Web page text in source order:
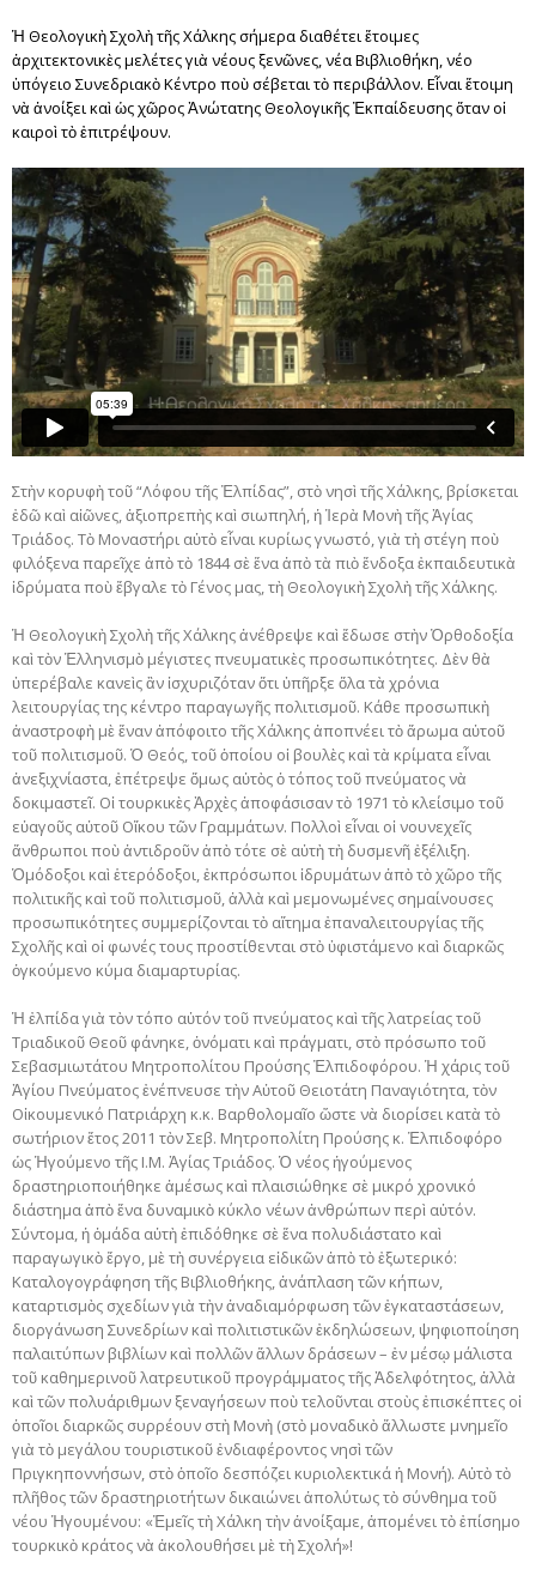
Ἡ Θεολογικὴ Σχολὴ τῆς Χάλκης σήμερα διαθέτει ἕτοιμες
ἀρχιτεκτονικὲς μελέτες γιὰ νέους ξενῶνες, νέα Βιβλιοθήκη, νέο
ὑπόγειο Συνεδριακὸ Κέντρο ποὺ σέβεται τὸ περιβάλλον. Εἶναι ἕτοιμη
νὰ ἀνοίξει καὶ ὡς χῶρος Ἀνώτατης Θεολογικῆς Ἐκπαίδευσης ὅταν οἱ
καιροὶ τὸ ἐπιτρέψουν.
Στὴν κορυφὴ τοῦ “Λόφου τῆς Ἐλπίδας”, στὸ νησὶ τῆς Χάλκης, βρίσκεται
ἐδῶ καὶ αἰῶνες, ἀξιοπρεπὴς καὶ σιωπηλή, ἡ Ἱερὰ Μονὴ τῆς Ἁγίας
Τριάδος. Τὸ Μοναστήρι αὐτὸ εἶναι κυρίως γνωστό, γιὰ τὴ στέγη ποὺ
φιλόξενα παρεῖχε ἀπὸ τὸ 1844 σὲ ἕνα ἀπὸ τὰ πιὸ ἔνδοξα ἐκπαιδευτικὰ
ἱδρύματα ποὺ ἔβγαλε τὸ Γένος μας, τὴ Θεολογικὴ Σχολὴ τῆς Χάλκης.
Ἡ Θεολογικὴ Σχολὴ τῆς Χάλκης ἀνέθρεψε καὶ ἔδωσε στὴν Ὀρθοδοξία
καὶ τὸν Ἑλληνισμὸ μέγιστες πνευματικὲς προσωπικότητες. Δὲν θὰ
ὑπερέβαλε κανεὶς ἂν ἰσχυριζόταν ὅτι ὑπῆρξε ὅλα τὰ χρόνια
λειτουργίας της κέντρο παραγωγῆς πολιτισμοῦ. Κάθε προσωπικὴ
ἀναστροφὴ μὲ ἕναν ἀπόφοιτο τῆς Χάλκης ἀποπνέει τὸ ἄρωμα αὐτοῦ
τοῦ πολιτισμοῦ. Ὁ Θεός, τοῦ ὁποίου οἱ βουλὲς καὶ τὰ κρίματα εἶναι
ἀνεξιχνίαστα, ἐπέτρεψε ὅμως αὐτὸς ὁ τόπος τοῦ πνεύματος νὰ
δοκιμαστεῖ. Οἱ τουρκικὲς Ἀρχὲς ἀποφάσισαν τὸ 1971 τὸ κλείσιμο τοῦ
εὐαγοῦς αὐτοῦ Οἴκου τῶν Γραμμάτων. Πολλοὶ εἶναι οἱ νουνεχεῖς
ἄνθρωποι ποὺ ἀντιδροῦν ἀπὸ τότε σὲ αὐτὴ τὴ δυσμενῆ ἐξέλιξη.
Ὁμόδοξοι καὶ ἑτερόδοξοι, ἐκπρόσωποι ἱδρυμάτων ἀπὸ τὸ χῶρο τῆς
πολιτικῆς καὶ τοῦ πολιτισμοῦ, ἀλλὰ καὶ μεμονωμένες σημαίνουσες
προσωπικότητες συμμερίζονται τὸ αἴτημα ἐπαναλειτουργίας τῆς
Σχολῆς καὶ οἱ φωνές τους προστίθενται στὸ ὑφιστάμενο καὶ διαρκῶς
ὀγκούμενο κύμα διαμαρτυρίας.
Ἡ ἐλπίδα γιὰ τὸν τόπο αὐτόν τοῦ πνεύματος καὶ τῆς λατρείας τοῦ
Τριαδικοῦ Θεοῦ φάνηκε, ὀνόματι καὶ πράγματι, στὸ πρόσωπο τοῦ
Σεβασμιωτάτου Μητροπολίτου Προύσης Ἐλπιδοφόρου. Ἡ χάρις τοῦ
Ἁγίου Πνεύματος ἐνέπνευσε τὴν Αὐτοῦ Θειοτάτη Παναγιότητα, τὸν
Οἰκουμενικό Πατριάρχη κ.κ. Βαρθολομαῖο ὥστε νὰ διορίσει κατὰ τὸ
σωτήριον ἔτος 2011 τὸν Σεβ. Μητροπολίτη Προύσης κ. Ἐλπιδοφόρο
ὡς Ἡγούμενο τῆς Ι.Μ. Ἁγίας Τριάδος. Ὁ νέος ἡγούμενος
δραστηριοποιήθηκε ἀμέσως καὶ πλαισιώθηκε σὲ μικρό χρονικό
διάστημα ἀπὸ ἕνα δυναμικὸ κύκλο νέων ἀνθρώπων περὶ αὐτόν.
Σύντομα, ἡ ὁμάδα αὐτὴ ἐπιδόθηκε σὲ ἕνα πολυδιάστατο καὶ
παραγωγικὸ ἔργο, μὲ τὴ συνέργεια εἰδικῶν ἀπὸ τὸ ἐξωτερικό:
Καταλογογράφηση τῆς Βιβλιοθήκης, ἀνάπλαση τῶν κήπων,
καταρτισμὸς σχεδίων γιὰ τὴν ἀναδιαμόρφωση τῶν ἐγκαταστάσεων,
διοργάνωση Συνεδρίων καὶ πολιτιστικῶν ἐκδηλώσεων, ψηφιοποίηση
παλαιτύπων βιβλίων καὶ πολλῶν ἄλλων δράσεων – ἐν μέσῳ μάλιστα
τοῦ καθημερινοῦ λατρευτικοῦ προγράμματος τῆς Ἀδελφότητος, ἀλλὰ
καὶ τῶν πολυάριθμων ξεναγήσεων ποὺ τελοῦνται στοὺς ἐπισκέπτες οἱ
ὁποῖοι διαρκῶς συρρέουν στὴ Μονὴ (στὸ μοναδικὸ ἄλλωστε μνημεῖο
γιὰ τὸ μεγάλου τουριστικοῦ ἐνδιαφέροντος νησὶ τῶν
Πριγκηποννήσων, στὸ ὁποῖο δεσπόζει κυριολεκτικά ἡ Μονή). Αὐτὸ τὸ
πλῆθος τῶν δραστηριοτήτων δικαιώνει ἀπολύτως τὸ σύνθημα τοῦ
νέου Ἡγουμένου: «Ἐμεῖς τὴ Χάλκη τὴν ἀνοίξαμε, ἀπομένει τὸ ἐπίσημο
τουρκικὸ κράτος νὰ ἀκολουθήσει μὲ τὴ Σχολή»!